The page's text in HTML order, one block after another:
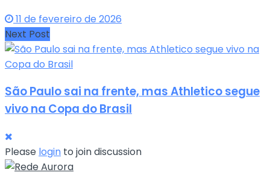
11 de fevereiro de 2026
Next Post
São Paulo sai na frente, mas Athletico segue
vivo na Copa do Brasil
Please login to join discussion